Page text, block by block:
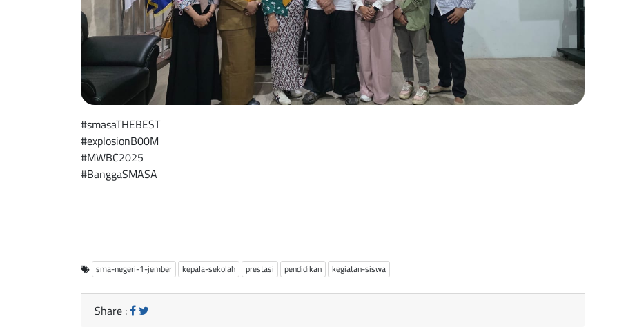
#smasaTHEBEST
#explosionB00M
#MWBC2025
#BanggaSMASA
sma-negeri-1-jember kepala-sekolah prestasi pendidikan kegiatan-siswa
Share :